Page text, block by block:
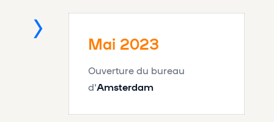
Mai 2023
Mai 2023
Ouverture du bureau
d'Amsterdam